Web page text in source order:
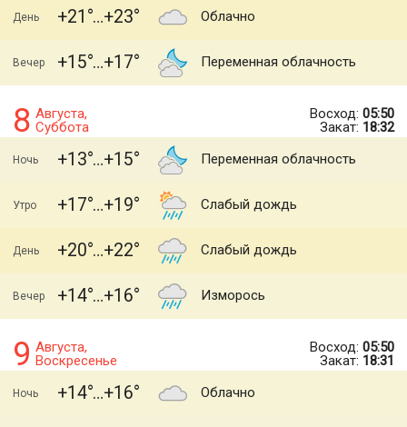
День +21 +23 Облачно
Вечер +15 +17 Переменная облачность
8 Августа,
Суббота
Восход: 05:50
Закат: 18:32
Ночь +13 +15 Переменная облачность
Утро +17 +19 Слабый дождь
День +20 +22 Слабый дождь
Вечер +14 +16 Изморось
9 Августа,
Воскресенье
Восход: 05:50
Закат: 18:31
Ночь +14 +16 Облачно